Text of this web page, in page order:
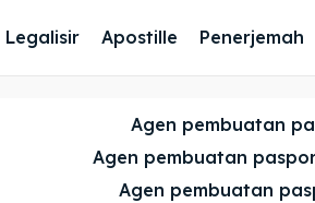
Legalisir Apostille Penerjemah
Agen pembuatan
Agen pembuatan
Agen pembuatan